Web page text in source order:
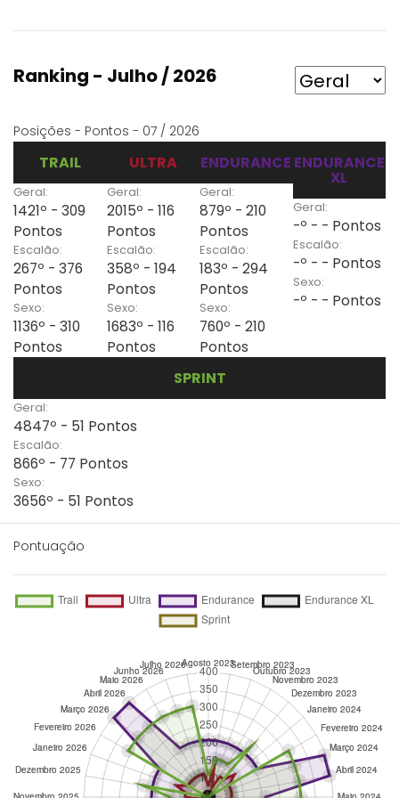
Ranking - Julho / 2026
Posições - Pontos - 07 / 2026
TRAIL
Geral:
1421º - 309
Pontos
Escalão:
267º - 376
Pontos
Sexo:
1136º - 310
Pontos
ULTRA
Geral:
2015º - 116
Pontos
Escalão:
358º - 194
Pontos
Sexo:
1683º - 116
Pontos
ENDURANCE
Geral:
879º - 210
Pontos
Escalão:
183º - 294
Pontos
Sexo:
760º - 210
Pontos
ENDURANCE
XL
Geral:
-º - - Pontos
Escalão:
-º - - Pontos
Sexo:
-º - - Pontos
SPRINT
Geral:
4847º - 51 Pontos
Escalão:
866º - 77 Pontos
Sexo:
3656º - 51 Pontos
Pontuação